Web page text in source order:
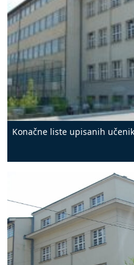
Konačne liste upisanih